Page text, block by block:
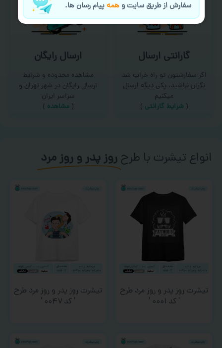
گارانتی ارسال
اگر سفارشتون تو راه خراب شد
نگران نباشید، یکی دیگه ارسال
میکنیم
( شرایط گارانتی )
ارسال رایگان
مشاهده محدوده و شرایط
ارسال رایگان در شهر تهران و
سراسر ایران
(مشاهده )
انواع تیشرت با طرحروز پدر و روز مرد
تیشرت روز پدر و روز مرد طرح
‘ کد ۰۰۰۱ ‘
تیشرت روز پدر و روز مرد طرح
‘ کد ۰۰۴۷ ‘
سفارش از طریق سایت وهمهپیام رسان ها.